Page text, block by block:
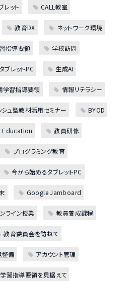
レット CALL教室
教育DX ネットワーク環境
指導要領 学校訪問
タブレットPC 生成AI
学習指導要領 情報リテラシー
シュ型教材活用セミナー BYOD
Education 教員研修
プログラミング教育
今から始めるタブレットPC
Google Jamboard
ライン授業 教員養成課程
教育委員会を訪ねて
整備 アカウント管理
習指導要領を見据えて